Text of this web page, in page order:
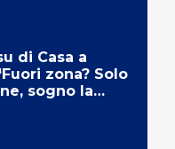
di Casa a
zona? Solo
sogno la